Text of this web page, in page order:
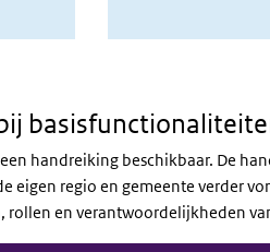
handreiking beschikbaar. De
eigen regio en gemeente verder
rollen en verantwoordelijkheden